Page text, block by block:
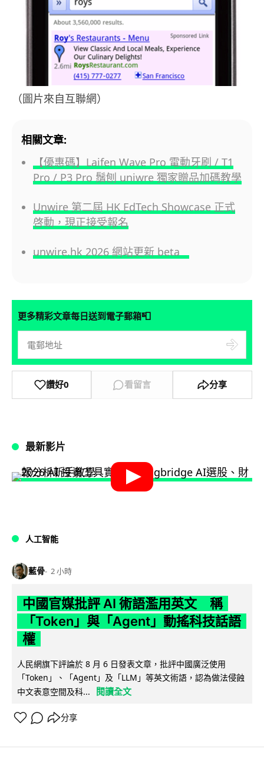
（圖片來自互聯網）
相關文章:
【優惠碼】Laifen Wave Pro 電動牙刷 / T1
Pro / P3 Pro 鬚刨 uniwre 獨家贈品加碼教學
Unwire 第二屆 HK EdTech Showcase 正式
啓動，現正接受報名
unwire.hk 2026 網站更新 beta
更多精彩文章每日送到電子郵箱📮
讚好0 看留言 分享
最新影片
人工智能
藍骨 2 小時
中國官媒批評 AI 術語濫用英文 稱
「Token」與「Agent」動搖科技話語
權
人民網旗下評論於 8 月 6 日發表文章，批評中國廣泛使用
「Token」、「Agent」及「LLM」等英文術語，認為做法侵蝕
中文表意空間及科...
閱讀全文
分享